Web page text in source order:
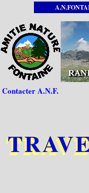
Contacter A.N.F.